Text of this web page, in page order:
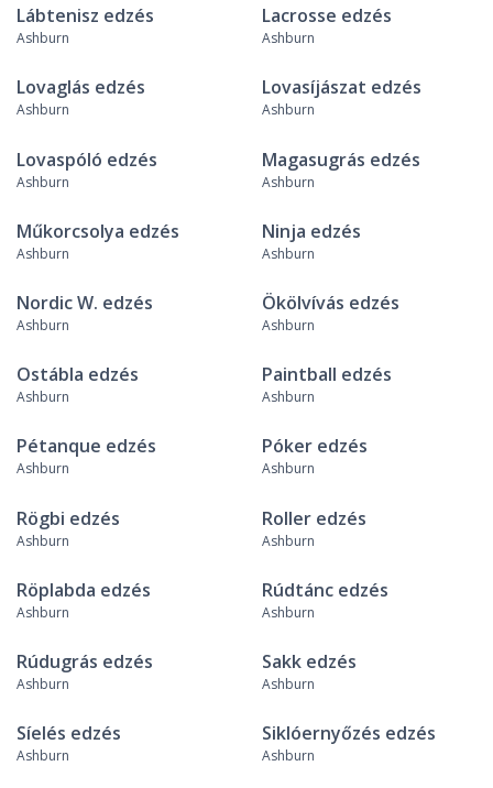
Lábtenisz edzés
Ashburn
Lacrosse edzés
Ashburn
Lovaglás edzés
Ashburn
Lovasíjászat edzés
Ashburn
Lovaspóló edzés
Ashburn
Magasugrás edzés
Ashburn
Műkorcsolya edzés
Ashburn
Ninja edzés
Ashburn
Nordic W. edzés
Ashburn
Ökölvívás edzés
Ashburn
Ostábla edzés
Ashburn
Paintball edzés
Ashburn
Pétanque edzés
Ashburn
Póker edzés
Ashburn
Rögbi edzés
Ashburn
Roller edzés
Ashburn
Röplabda edzés
Ashburn
Rúdtánc edzés
Ashburn
Rúdugrás edzés
Ashburn
Sakk edzés
Ashburn
Síelés edzés
Ashburn
Siklóernyőzés edzés
Ashburn